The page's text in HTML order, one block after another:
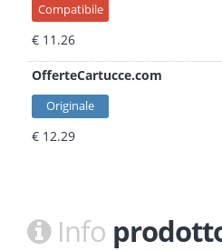
Compatibile
€ 11.26
OfferteCartucce.com
Originale
€ 12.29
Info